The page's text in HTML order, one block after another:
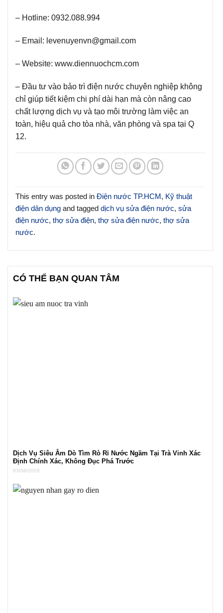
– Hotline: 0932.088.994
– Email: levenuyenvn@gmail.com
– Website: www.diennuochcm.com
– Đầu tư vào bảo trì điện nước chuyên nghiệp không
chỉ giúp tiết kiệm chi phí dài hạn mà còn nâng cao
chất lượng dịch vụ và tạo môi trường làm việc an
toàn, hiệu quả cho tòa nhà, văn phòng và spa tại Q
12.
This entry was posted in Điện nước TP.HCM, Kỹ thuật
điện dân dụng and tagged dịch vụ sửa điện nước, sửa
điện nước, thợ sửa điện, thợ sửa điện nước, thợ sửa
nước.
CÓ THỂ BẠN QUAN TÂM
Dịch Vụ Siêu Âm Dò Tìm Rò Rỉ Nước Ngầm Tại Trà Vinh Xác
Định Chính Xác, Không Đục Phá Trước
03/08/2026